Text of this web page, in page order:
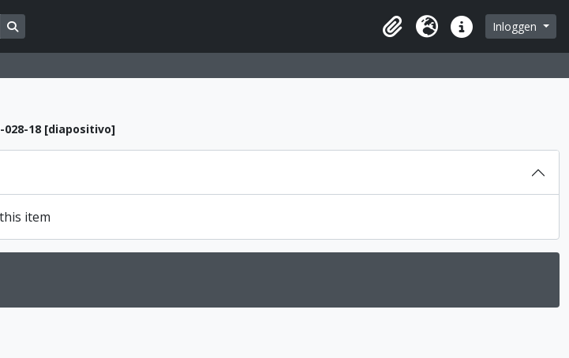
Search in browse page
Clipboard
Taal Quick linksInloggen
028-18 [diapositivo]
item